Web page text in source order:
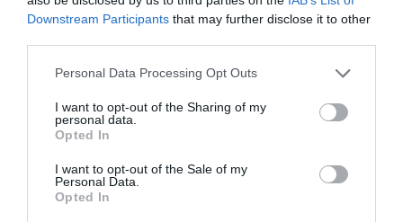
Downstream Participants that may further disclose it to other
Personal Data Processing Opt Outs
I want to opt-out of the Sharing of my
personal data.
Opted In
I want to opt-out of the Sale of my
Personal Data.
Opted In
más de 50.000 profesionales) es la red sanitaria más
población, ya sea en el medio urbano o rural. Incluso,
colaboración a las administraciones para colaborar en
la detección de casos de COVID-19 mediante la
realización de test de alta sensibilidad y especificidad.
Por último y no menos importante, la labor como
consejero y apoyo en la comunidad, pues las
farmacias ofrecen 182 millones de consejos sanitarios